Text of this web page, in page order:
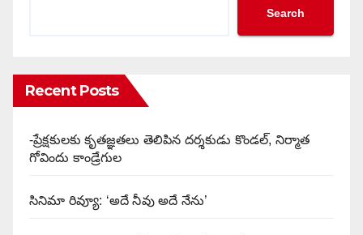
Search
Recent Posts
-ప్రేక్షకులకు కృతజ్ఞతలు తెలిపిన దర్శకుడు కొండల్, నిర్మాత
గోవిందు కాండ్రేగుల
సినిమా రివ్యూ: ‘అదే నీవు అదే నేను’